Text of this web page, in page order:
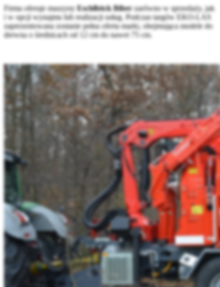
Firma oferuje maszynyEschlböck Biberzarówno w sprzedaży, jak
i w opcji wynajmu lub realizacji usług. Podczas targów EKO-LAS
zaprezentowana zostanie pełna oferta marki, obejmująca modele do
drewna o średnicach od 12 cm do nawet 75 cm.